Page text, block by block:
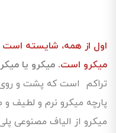
اول از همه، شایسته است
میکرو است. میکرو یا
تراکم است که پشت و
پارچه میکرو نرم و لطیف
میکرو از الیاف مصنوعی